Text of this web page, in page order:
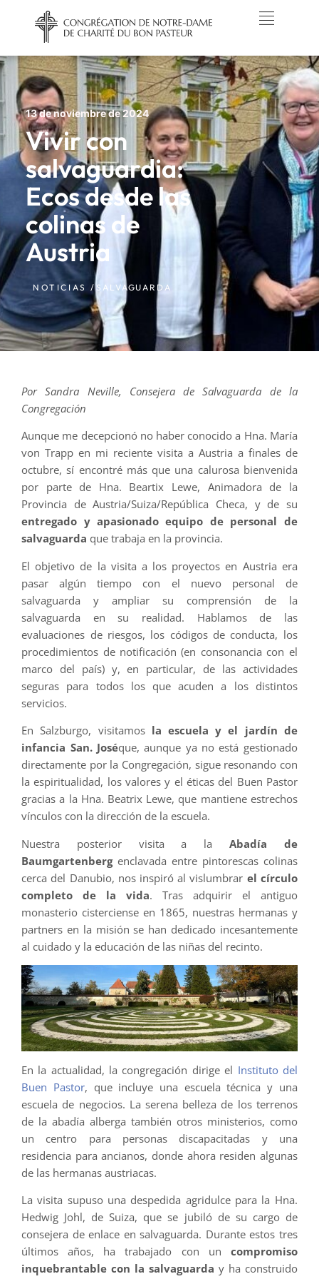
13 de noviembre de 2024
Vivir con
salvaguardia:
Ecos desde las
colinas de
Austria
NOTICIAS /SALVAGUARDA
Por Sandra Neville, Consejera de Salvaguarda de la
Congregación
Aunque me decepcionó no haber conocido a Hna. María
von Trapp en mi reciente visita a Austria a finales de
octubre, sí encontré más que una calurosa bienvenida
por parte de Hna. Beartix Lewe, Animadora de la
Provincia de Austria/Suiza/República Checa, y de su
entregado y apasionado equipo de personal de
salvaguarda que trabaja en la provincia.
El objetivo de la visita a los proyectos en Austria era
pasar algún tiempo con el nuevo personal de
salvaguarda y ampliar su comprensión de la
salvaguarda en su realidad. Hablamos de las
evaluaciones de riesgos, los códigos de conducta, los
procedimientos de notificación (en consonancia con el
marco del país) y, en particular, de las actividades
seguras para todos los que acuden a los distintos
servicios.
En Salzburgo, visitamos la escuela y el jardín de
infancia San. Joséque, aunque ya no está gestionado
directamente por la Congregación, sigue resonando con
la espiritualidad, los valores y el éticas del Buen Pastor
gracias a la Hna. Beatrix Lewe, que mantiene estrechos
vínculos con la dirección de la escuela.
Nuestra posterior visita a laAbadía de
Baumgartenbergenclavada entre pintorescas colinas
cerca del Danubio, nos inspiró al vislumbrar el círculo
completo de la vida. Tras adquirir el antiguo
monasterio cisterciense en 1865, nuestras hermanas y
partners en la misión se han dedicado incesantemente
al cuidado y la educación de las niñas del recinto.
En la actualidad, la congregación dirige el Instituto del
Buen Pastor, que incluye una escuela técnica y una
escuela de negocios. La serena belleza de los terrenos
de la abadía alberga también otros ministerios, como
un centro para personas discapacitadas y una
residencia para ancianos, donde ahora residen algunas
de las hermanas austriacas.
La visita supuso una despedida agridulce para la Hna.
Hedwig Johl, de Suiza, que se jubiló de su cargo de
consejera de enlace en salvaguarda. Durante estos tres
últimos años, ha trabajado con un compromiso
inquebrantable con la salvaguarda y ha construido